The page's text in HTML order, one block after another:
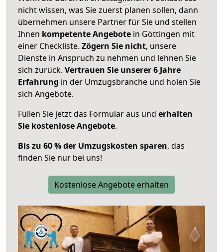
nicht wissen, was Sie zuerst planen sollen, dann
übernehmen unsere Partner für Sie und stellen
Ihnen kompetente Angebote in Göttingen mit
einer Checkliste. Zögern Sie nicht, unsere
Dienste in Anspruch zu nehmen und lehnen Sie
sich zurück. Vertrauen Sie unserer 6 Jahre
Erfahrung in der Umzugsbranche und holen Sie
sich Angebote.
Füllen Sie jetzt das Formular aus und erhalten
Sie kostenlose Angebote.
Bis zu 60 % der Umzugskosten sparen, das
finden Sie nur bei uns!
Kostenlose Angebote erhalten